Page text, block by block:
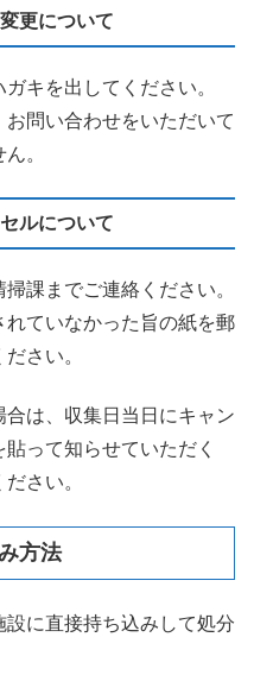
更について
キを出してください。
問い合わせをいただいて
。
ルについて
課までご連絡ください。
ていなかった旨の紙を郵
さい。
は、収集日当日にキャン
って知らせていただく
さい。
方法
に直接持ち込みして処分